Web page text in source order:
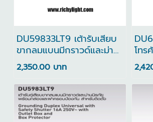
DU59833LT9 เต้ารับเสียบ
ขากลมแบนมีกราวด์และม่าน
นิรภัย พร้อมด้วยเต้ารับ
โทรศัพท์
2,350.00 บาท
โทร
คอม
พร้อ
ป้อ